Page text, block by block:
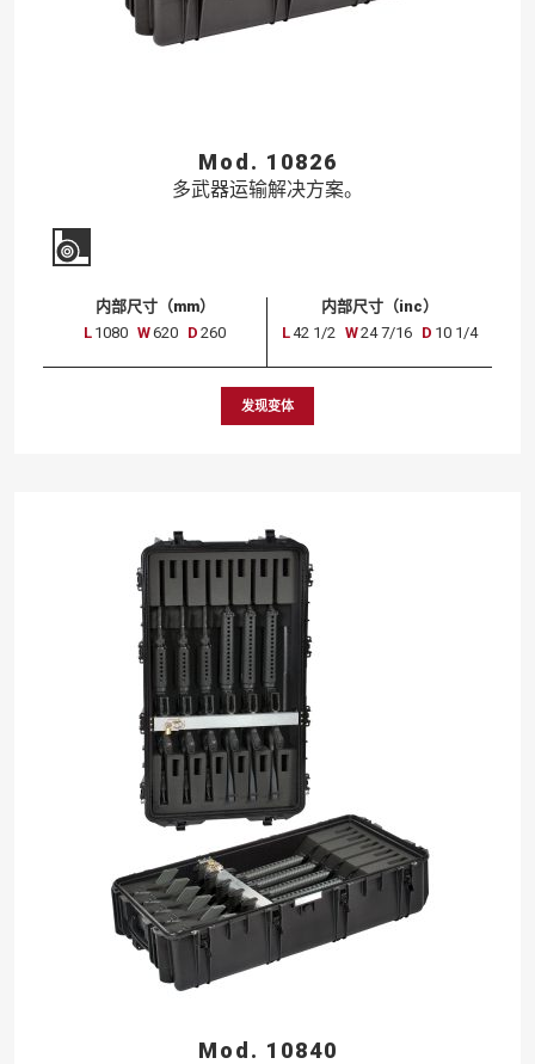
Mod. 10826
多武器运输解决方案。
内部尺寸（mm）
L 1080 W620 D 260
内部尺寸（inc）
L42 1/2 W24 7/16 D 10 1/4
发现变体
Mod. 10840